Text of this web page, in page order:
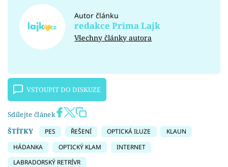
Autor článku
redakce Prima Lajk
Všechny články autora
VSTOUPIT DO DISKUZE
Sdílejte článek
ŠTÍTKY
PES ŘEŠENÍ OPTICKÁ ILUZE
KLAUN
HÁDANKA
OPTICKÝ KLAM
INTERNET
LABRADORSKÝ RETRÍVR